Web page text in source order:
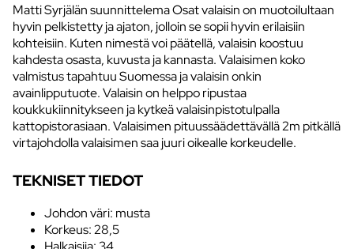
Matti Syrjälän suunnittelema Osat valaisin on muotoilultaan
hyvin pelkistetty ja ajaton, jolloin se sopii hyvin erilaisiin
kohteisiin. Kuten nimestä voi päätellä, valaisin koostuu
kahdesta osasta, kuvusta ja kannasta. Valaisimen koko
valmistus tapahtuu Suomessa ja valaisin onkin
avainlipputuote. Valaisin on helppo ripustaa
koukkukiinnitykseen ja kytkeä valaisinpistotulpalla
kattopistorasiaan. Valaisimen pituussäädettävällä 2m pitkällä
virtajohdolla valaisimen saa juuri oikealle korkeudelle.
TEKNISET TIEDOT
Johdon väri: musta
Korkeus: 28,5